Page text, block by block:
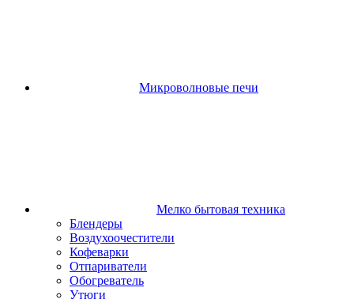
Микроволновые печи
Мелко бытовая техника
Блендеры
Воздухоочестители
Кофеварки
Отпариватели
Обогреватель
Утюги